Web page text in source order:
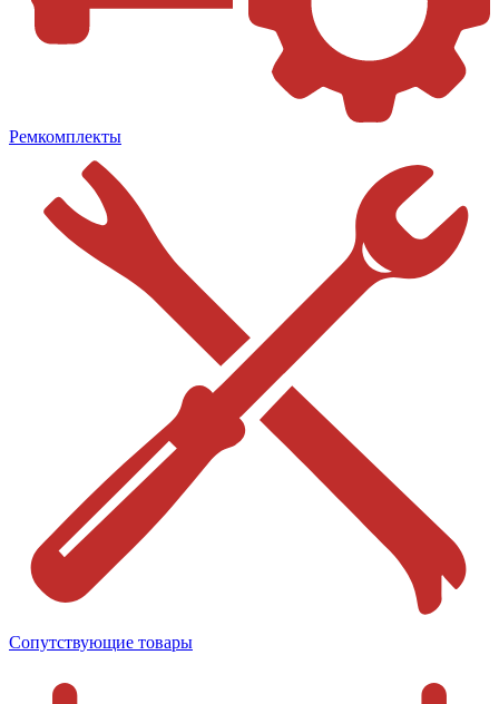
Ремкомплекты
Сопутствующие товары